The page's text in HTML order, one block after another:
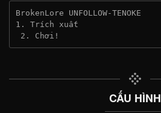
BrokenLore UNFOLLOW-TENOKE
1. Trích xuất
2. Chơi!
CẤU HÌNH